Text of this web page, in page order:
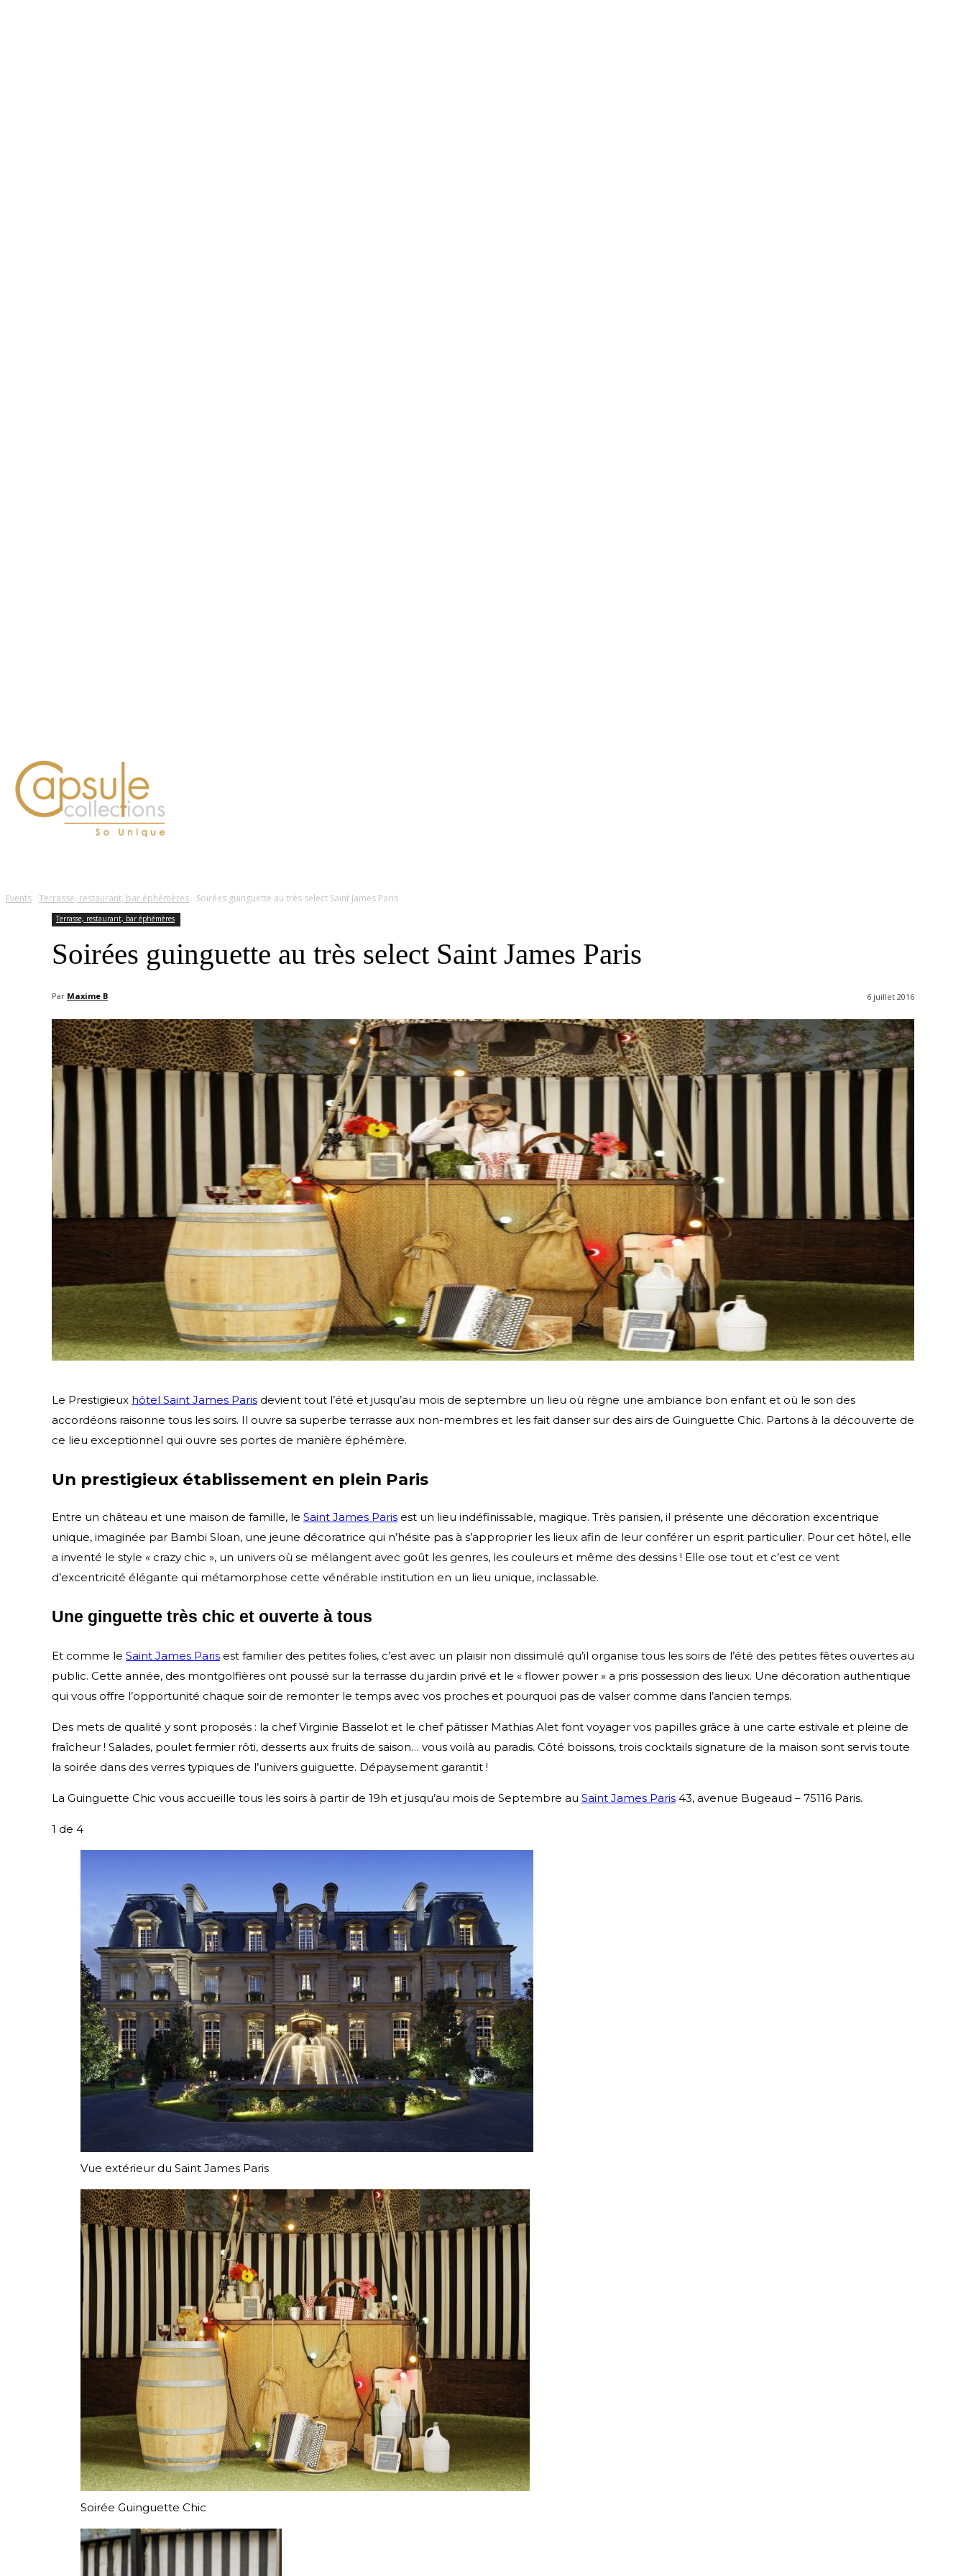
Events Terrasse, restaurant, bar éphémères Soirées guinguette au très select Saint James Paris
Terrasse, restaurant, bar éphémères
Soirées guinguette au très select Saint James Paris
Par Maxime B 6 juillet 2016
Le Prestigieux hôtel Saint James Paris devient tout l’été et jusqu’au mois de septembre un lieu où règne une ambiance bon enfant et où le son des
accordéons raisonne tous les soirs. Il ouvre sa superbe terrasse aux non-membres et les fait danser sur des airs de Guinguette Chic. Partons à la découverte de
ce lieu exceptionnel qui ouvre ses portes de manière éphémère.
Un prestigieux établissement en plein Paris
Entre un château et une maison de famille, le Saint James Paris est un lieu indéfinissable, magique. Très parisien, il présente une décoration excentrique
unique, imaginée par Bambi Sloan, une jeune décoratrice qui n’hésite pas à s’approprier les lieux afin de leur conférer un esprit particulier. Pour cet hôtel, elle
a inventé le style « crazy chic », un univers où se mélangent avec goût les genres, les couleurs et même des dessins ! Elle ose tout et c’est ce vent
d’excentricité élégante qui métamorphose cette vénérable institution en un lieu unique, inclassable.
Une ginguette très chic et ouverte à tous
Et comme le Saint James Paris est familier des petites folies, c’est avec un plaisir non dissimulé qu’il organise tous les soirs de l’été des petites fêtes ouvertes au
public. Cette année, des montgolfières ont poussé sur la terrasse du jardin privé et le « flower power » a pris possession des lieux. Une décoration authentique
qui vous offre l’opportunité chaque soir de remonter le temps avec vos proches et pourquoi pas de valser comme dans l’ancien temps.
Des mets de qualité y sont proposés : la chef Virginie Basselot et le chef pâtisser Mathias Alet font voyager vos papilles grâce à une carte estivale et pleine de
fraîcheur ! Salades, poulet fermier rôti, desserts aux fruits de saison… vous voilà au paradis. Côté boissons, trois cocktails signature de la maison sont servis toute
la soirée dans des verres typiques de l’univers guiguette. Dépaysement garantit !
La Guinguette Chic vous accueille tous les soirs à partir de 19h et jusqu’au mois de Septembre au Saint James Paris 43, avenue Bugeaud – 75116 Paris.
1 de 4
Vue extérieur du Saint James Paris
Soirée Guinguette Chic